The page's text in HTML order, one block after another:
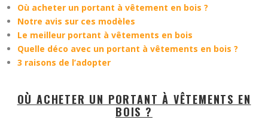
Où acheter un portant à vêtement en bois ?
Notre avis sur ces modèles
Le meilleur portant à vêtements en bois
Quelle déco avec un portant à vêtements en bois ?
3 raisons de l’adopter
OÙ ACHETER UN PORTANT À VÊTEMENTS EN
BOIS ?